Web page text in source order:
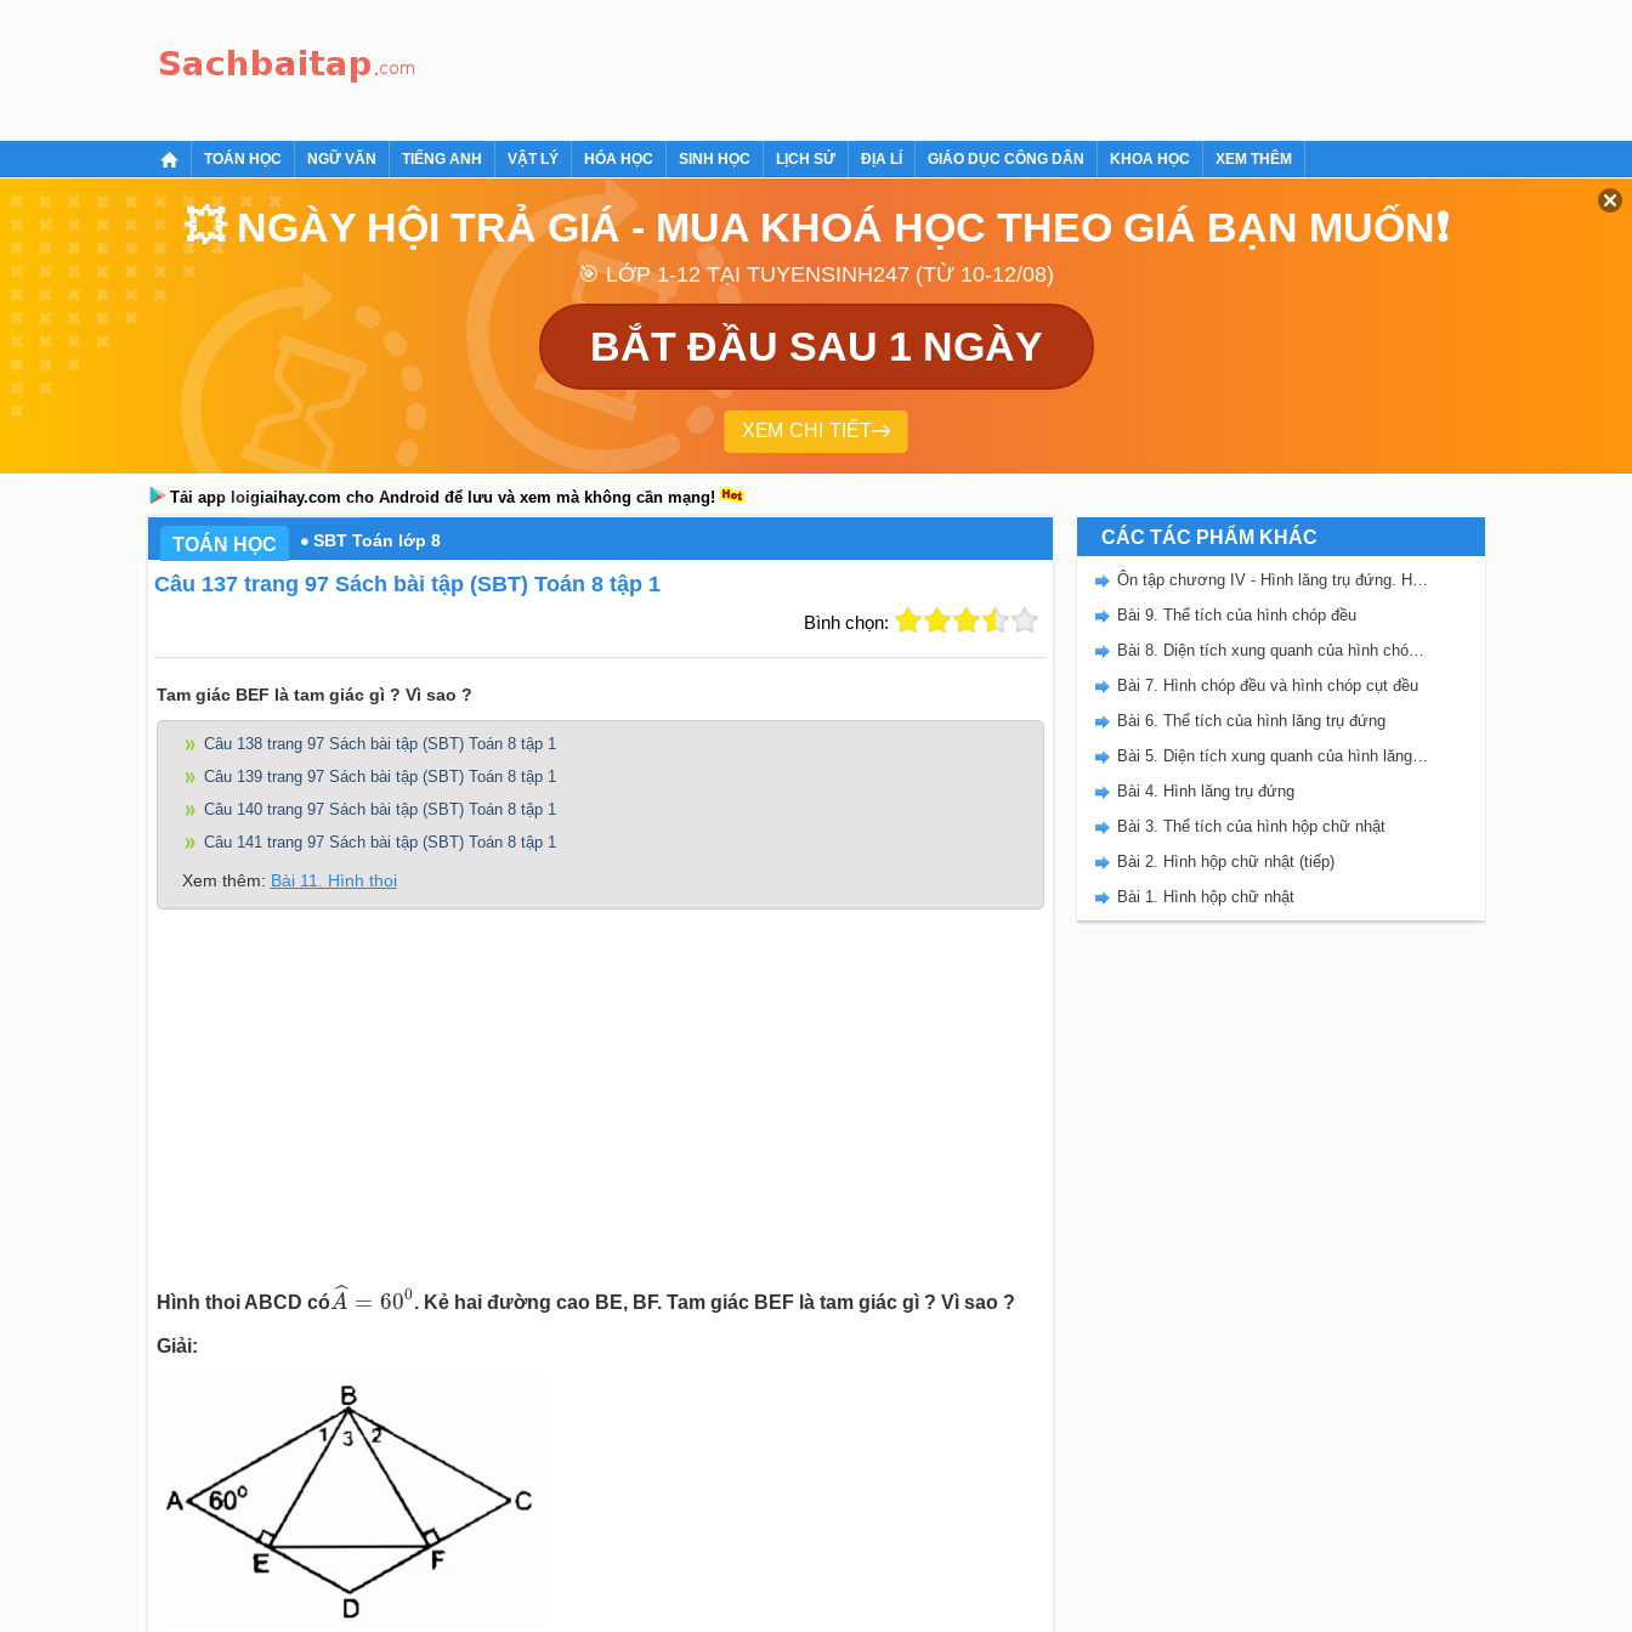
TOÁN HỌC NGỮ VĂN TIẾNG ANH VẬT LÝ HÓA HỌC SINH HỌC LỊCH SỬ ĐỊA LÍ GIÁO DỤC CÔNG DÂN KHOA HỌC XEM THÊM
💥 NGÀY HỘI TRẢ GIÁ - MUA KHOÁ HỌC THEO GIÁ BẠN MUỐN❗
🎯 LỚP 1-12 TẠI TUYENSINH247 (TỪ 10-12/08)
BẮT ĐẦU SAU 1 NGÀY
XEM CHI TIẾT
Tải app loigiaihay.com cho Android để lưu và xem mà không cần mạng!
TOÁN HỌC SBT Toán lớp 8
Câu 137 trang 97 Sách bài tập (SBT) Toán 8 tập 1
Bình chọn:
Tam giác BEF là tam giác gì ? Vì sao ?
Câu 138 trang 97 Sách bài tập (SBT) Toán 8 tập 1
Câu 139 trang 97 Sách bài tập (SBT) Toán 8 tập 1
Câu 140 trang 97 Sách bài tập (SBT) Toán 8 tập 1
Câu 141 trang 97 Sách bài tập (SBT) Toán 8 tập 1
Xem thêm: Bài 11. Hình thoi
Hình thoi ABCD có ˆ
A = 600
A^ 0
. Kẻ hai đường cao BE, BF. Tam giác BEF là tam giác gì ? Vì sao ?
Giải:
CÁC TÁC PHẨM KHÁC
Ôn tập chương IV - Hình lăng trụ đứng. Hình chóp đều
Bài 9. Thể tích của hình chóp đều
Bài 8. Diện tích xung quanh của hình chóp đều
Bài 7. Hình chóp đều và hình chóp cụt đều
Bài 6. Thể tích của hình lăng trụ đứng
Bài 5. Diện tích xung quanh của hình lăng trụ đứng
Bài 4. Hình lăng trụ đứng
Bài 3. Thể tích của hình hộp chữ nhật
Bài 2. Hình hộp chữ nhật (tiếp)
Bài 1. Hình hộp chữ nhật